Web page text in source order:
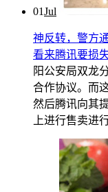
01Jul
神反转，警方
看来腾讯要损
阳公安局双龙
合作协议。而
然后腾讯向其
上进行售卖进